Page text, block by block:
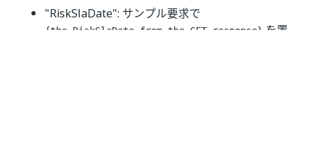
"RiskSlaDate": サンプル要求で
{the_RiskSlaDate_from_the_GET_response} を置